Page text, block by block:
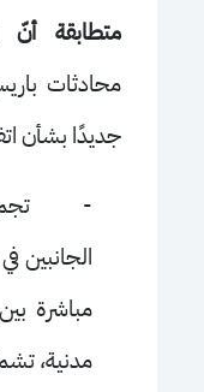
متطابقة أنّ
محادثات
جديدًا بشأن
-
الجانبين
مباشرة
مدنية،